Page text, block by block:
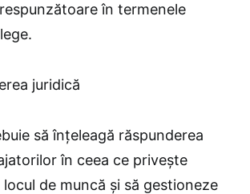
în termenele
juridică
să înțeleagă răspunderea
în ceea ce privește
de muncă și să gestioneze